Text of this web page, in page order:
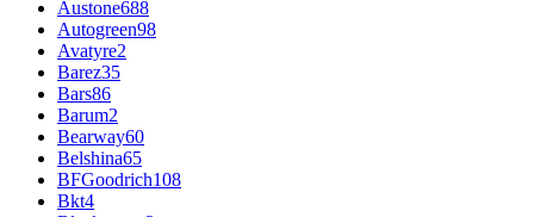
Austone688
Autogreen98
Avatyre2
Barez35
Bars86
Barum2
Bearway60
Belshina65
BFGoodrich108
Bkt4